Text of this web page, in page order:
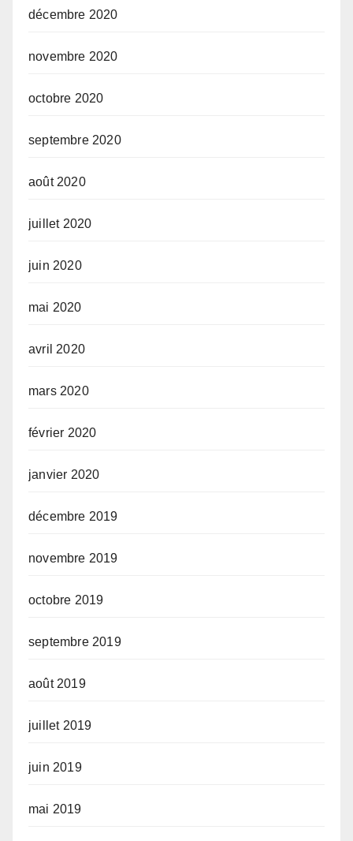
décembre 2020
novembre 2020
octobre 2020
septembre 2020
août 2020
juillet 2020
juin 2020
mai 2020
avril 2020
mars 2020
février 2020
janvier 2020
décembre 2019
novembre 2019
octobre 2019
septembre 2019
août 2019
juillet 2019
juin 2019
mai 2019